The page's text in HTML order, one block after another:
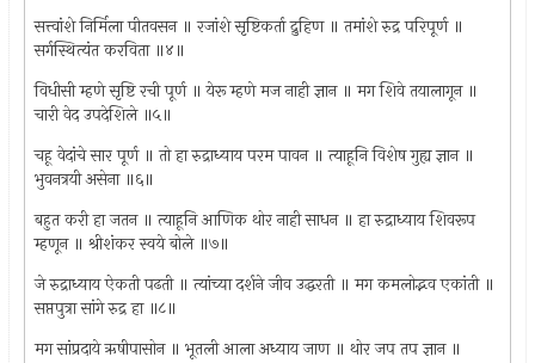
सत्त्वांशे निर्मिला पीतवसन ॥ रजांशे सृष्टिकर्ता द्रुहिण ॥ तमांशे रुद्र परिपूर्ण ॥
सर्गस्थित्यंत करविता ॥४॥
विधीसी म्हणे सृष्टि रची पूर्ण ॥ येरू म्हणे मज नाही ज्ञान ॥ मग शिवे तयालागून ॥
चारी वेद उपदेशिले ॥५॥
चहू वेदांचे सार पूर्ण ॥ तो हा रुद्राध्याय परम पावन ॥ त्याहूनि विशेष गुह्य ज्ञान ॥
भुवनत्रयी असेना ॥६॥
बहुत करी हा जतन ॥ त्याहूनि आणिक थोर नाही साधन ॥ हा रुद्राध्याय शिवरूप
म्हणून ॥ श्रीशंकर स्वये बोले ॥७॥
जे रुद्राध्याय ऐकती पढती ॥ त्यांच्या दर्शने जीव उद्धरती ॥ मग कमलोद्भव एकांती ॥
सप्तपुत्रा सांगे रुद्र हा ॥८॥
मग सांप्रदाये ऋषीपासोन ॥ भूतली आला अध्याय जाण ॥ थोर जप तप ज्ञान ॥